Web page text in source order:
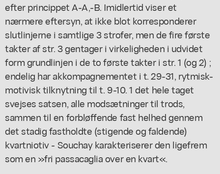
efter princippet A-A,-B. Imidlertid viser et
nærmere eftersyn, at ikke blot korresponderer
slutlinjerne i samtlige 3 strofer, men de fire første
takter af str. 3 gentager i virkeligheden i udvidet
form grundlinjen i de to første takter i str. 1 (og 2) ;
endelig har akkompagnementet i t. 29-31, rytmisk-
motivisk tilknytning til t. 9-10. 1 det hele taget
svejses satsen, alle modsætninger til trods,
sammen til en forbløffende fast helhed gennem
det stadig fastholdte (stigende og faldende)
kvartniotiv - Souchay karakteriserer den ligefrem
som en »fri passacaglia over en kvart«.